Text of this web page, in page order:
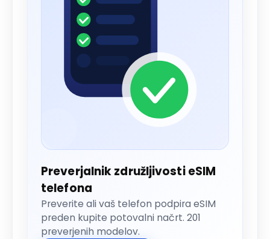
Preverjalnik združljivosti eSIM
telefona
Preverite ali vaš telefon podpira eSIM
preden kupite potovalni načrt. 201
preverjenih modelov.